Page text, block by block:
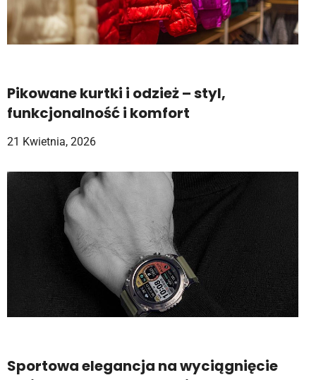
Pikowane kurtki i odzież – styl,
funkcjonalność i komfort
21 Kwietnia, 2026
Sportowa elegancja na wyciągnięcie